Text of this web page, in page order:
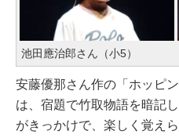
池田應治郎さん（小5）
安藤優那さん作の「ホッピ
は、宿題で竹取物語を暗記
がきっかけで、楽しく覚え